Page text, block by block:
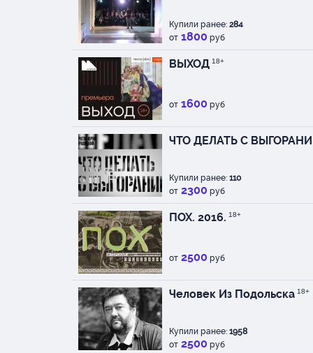
Купили ранее: 284
от 1800 руб
ВЫХОД 18+
от 1600 руб
ЧТО ДЕЛАТЬ С
Купили ранее: 110
от 2300 руб
ПОХ. 2016. 18+
от 2500 руб
Человек Из Подольска 18+
Купили ранее: 1958
от 2500 руб